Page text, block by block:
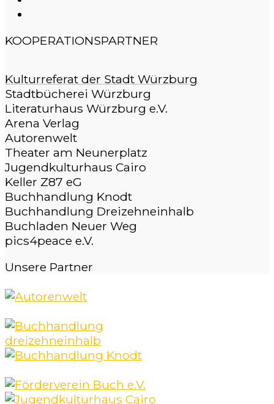
KOOPERATIONSPARTNER
Kulturreferat der Stadt Würzburg
Stadtbücherei Würzburg
Literaturhaus Würzburg e.V.
Arena Verlag
Autorenwelt
Theater am Neunerplatz
Jugendkulturhaus Cairo
Keller Z87 eG
Buchhandlung Knodt
Buchhandlung Dreizehneinhalb
Buchladen Neuer Weg
pics4peace e.V.
Unsere Partner